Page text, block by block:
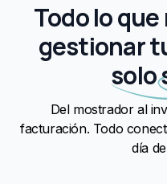
Todo lo
gestionar
solo
Del mostrador al
facturación. Todo
día